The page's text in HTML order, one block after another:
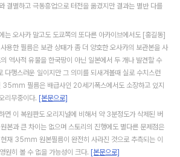
결별하고 극동흥업으로 터전을 옮겼지만 결과는 별반 다를
는 오사카 말고도 도쿄쪽의 또다른 아카이브에서도 [홍길동]
용한 필름은 보관 상태가 좀 더 양호한 오사카의 보관본을 사
역사적 유물을 한국땅이 아닌 일본에서 두 개나 발견할 수
다행스러운 일이지만 그 의미를 되새겨볼때 실로 수치스런
35mm 필름은 배급사인 20세기폭스에서도 소장하고 있지
리무중이다. [본문으로]
면 이 복원판도 오리지널에 비해서 약 3분정도가 삭제된 버
본과 큰 차이는 없으며 스토리의 진행에도 별다른 문제점은
재 35mm 원본필름이 완전히 사라진 것으로 추측되는 이
원히 볼 수 없을 가능성이 크다. [본문으로]